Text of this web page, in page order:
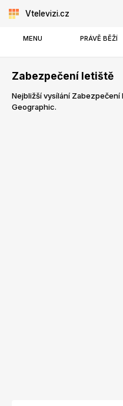
Vtelevizi.cz
MENU PRÁVĚ BĚŽÍ
Zabezpečení letiště
Nejbližší vysílání Zabezpečení
Geographic.